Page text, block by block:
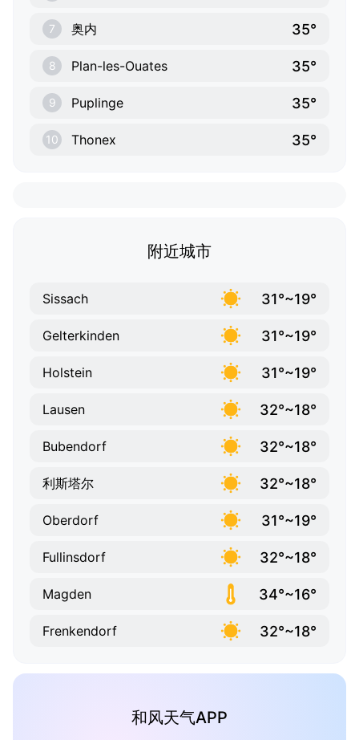
7 奥内 35°
8 Plan-les-Ouates 35°
9 Puplinge 35°
10 Thonex 35°
附近城市
Sissach 31°~19°
Gelterkinden 31°~19°
Holstein 31°~19°
Lausen 32°~18°
Bubendorf 32°~18°
利斯塔尔 32°~18°
Oberdorf 31°~19°
Fullinsdorf 32°~18°
Magden 34°~16°
Frenkendorf 32°~18°
和风天气APP